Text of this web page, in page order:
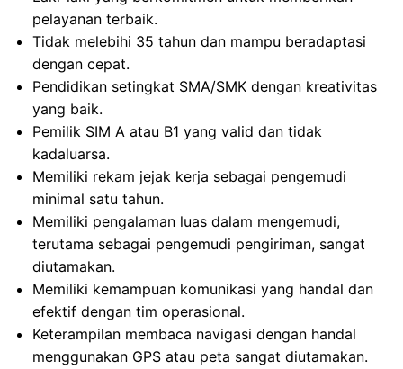
pelayanan terbaik.
Tidak melebihi 35 tahun dan mampu beradaptasi
dengan cepat.
Pendidikan setingkat SMA/SMK dengan kreativitas
yang baik.
Pemilik SIM A atau B1 yang valid dan tidak
kadaluarsa.
Memiliki rekam jejak kerja sebagai pengemudi
minimal satu tahun.
Memiliki pengalaman luas dalam mengemudi,
terutama sebagai pengemudi pengiriman, sangat
diutamakan.
Memiliki kemampuan komunikasi yang handal dan
efektif dengan tim operasional.
Keterampilan membaca navigasi dengan handal
menggunakan GPS atau peta sangat diutamakan.